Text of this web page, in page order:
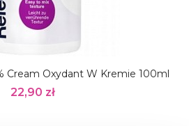
Cream Oxydant W Kremie 100ml
22,90 zł